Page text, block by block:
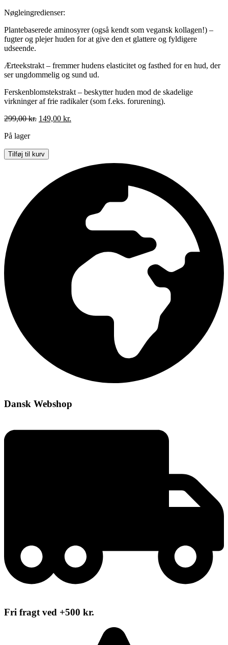
Nøgleingredienser:
Plantebaserede aminosyrer (også kendt som vegansk kollagen!) –
fugter og plejer huden for at give den et glattere og fyldigere
udseende.
Ærteekstrakt – fremmer hudens elasticitet og fasthed for en hud, der
ser ungdommelig og sund ud.
Ferskenblomstekstrakt – beskytter huden mod de skadelige
virkninger af frie radikaler (som f.eks. forurening).
299,00kr. Den
299,00 kr..
149,00 kr.
På lager
Iconic
london
Tilføj til kurv
Dansk Webshop
Fri fragt ved +500 kr.